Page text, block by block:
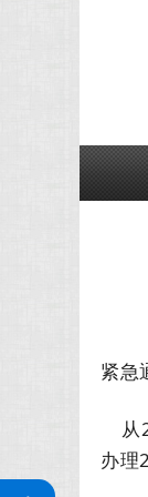
紧急
从
办理
关注公众号